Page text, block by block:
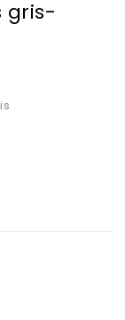
gris-